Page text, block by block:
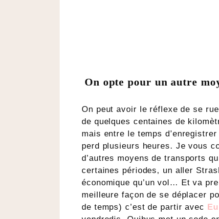
On opte pour un autre
On peut avoir le réflexe de se
de quelques centaines de
mais entre le temps
perd plusieurs heures. Je vous
d’autres moyens de transports
certaines périodes, un aller
économique qu’un vol… Et va
meilleure façon de se déplacer
de temps) c’est de partir avec